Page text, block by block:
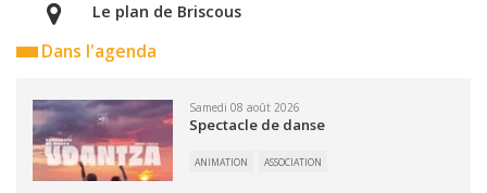
Le plan de Briscous
Dans l'agenda
Samedi 08 août 2026
Spectacle de danse
ANIMATION ASSOCIATION